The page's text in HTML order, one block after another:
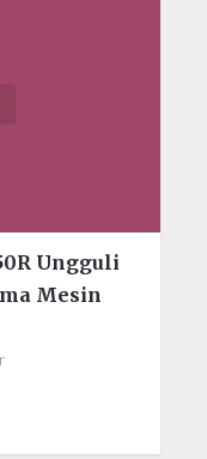
Ungguli
Mesin